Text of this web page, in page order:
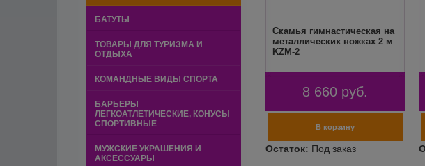
БАТУТЫ
ТОВАРЫ ДЛЯ ТУРИЗМА И
ОТДЫХА
КОМАНДНЫЕ ВИДЫ СПОРТА
БАРЬЕРЫ
ЛЕГКОАТЛЕТИЧЕСКИЕ, КОНУСЫ
СПОРТИВНЫЕ
МУЖСКИЕ УКРАШЕНИЯ И
АКСЕССУАРЫ
Скамья гимнастическая на
металлических ножках 2 м
KZM-2
8 660 руб.